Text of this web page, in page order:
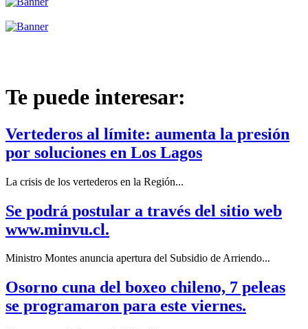
Te puede interesar:
Vertederos al límite: aumenta la presión
por soluciones en Los Lagos
La crisis de los vertederos en la Región...
Se podrá postular a través del sitio web
www.minvu.cl.
Ministro Montes anuncia apertura del Subsidio de Arriendo...
Osorno cuna del boxeo chileno, 7 peleas
se programaron para este viernes.